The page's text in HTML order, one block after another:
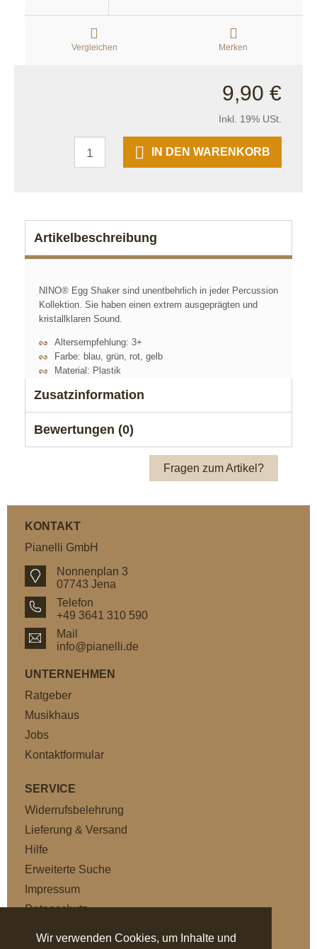
Wir verwenden Cookies, um Inhalte und
Vergleichen Merken
9,90 €
Inkl. 19% USt.
IN DEN WARENKORB
Artikelbeschreibung
NINO® Egg Shaker sind unentbehrlich in jeder Percussion
Kollektion. Sie haben einen extrem ausgeprägten und
kristallklaren Sound.
Altersempfehlung: 3+
Farbe: blau, grün, rot, gelb
Material: Plastik
Zusatzinformation
Bewertungen (0)
Fragen zum Artikel?
KONTAKT
Pianelli GmbH
Nonnenplan 3
07743 Jena
Telefon
+49 3641 310 590
Mail
info@pianelli.de
UNTERNEHMEN
Ratgeber
Musikhaus
Jobs
Kontaktformular
SERVICE
Widerrufsbelehrung
Lieferung & Versand
Hilfe
Erweiterte Suche
Impressum
Datenschutz